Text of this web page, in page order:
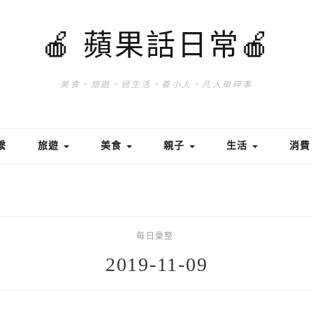
🍎 蘋果話日常🍎
美食。旅遊。過生活。養小人。凡人瑣碎事
旅遊 美食 親子 生活 消費
每日彙整:
2019-11-09